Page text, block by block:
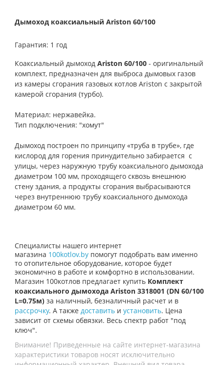
Дымоход коаксиальный Ariston 60/100
Гарантия: 1 год
Коаксиальный дымоход Ariston 60/100 - оригинальный
комплект, предназначен для выброса дымовых газов
из камеры сгорания газовых котлов Ariston с закрытой
камерой сгорания (турбо).
Материал: нержавейка.
Тип подключения: "хомут"
Дымоход построен по принципу «труба в трубе», где
кислород для горения принудительно забирается с
улицы, через наружную трубу коаксиального дымохода
диаметром 100 мм, проходящего сквозь внешнюю
стену здания, а продукты сгорания выбрасываются
через внутреннюю трубу коаксиального дымохода
диаметром 60 мм.
Специалисты нашего интернет
магазина 100kotlov.by помогут подобрать вам именно
то отопительное оборудование, которое будет
экономично в работе и комфортно в использовании.
Магазин 100котлов предлагает купить Комплект
коаксиального дымохода Ariston 3318001 (DN 60/100
L=0.75м) за наличный, безналичный расчет и в
рассрочку. А также доставить и установить. Цена
зависит от схемы обвязки. Весь спектр работ "под
ключ".
Внимание! Приведенные на сайте интернет-магазина
характеристики товаров носят исключительно